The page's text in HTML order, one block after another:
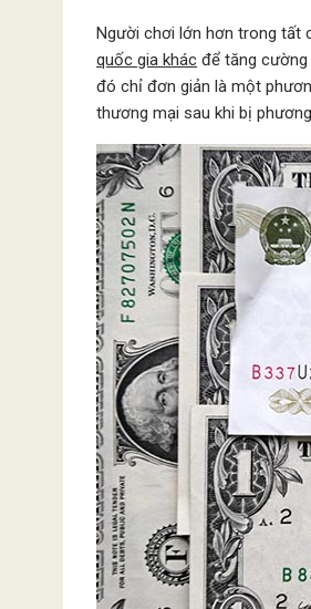
Người chơi lớn hơn trong tất
quốc gia khác để tăng cường
đó chỉ đơn giản là một
thương mại sau khi bị